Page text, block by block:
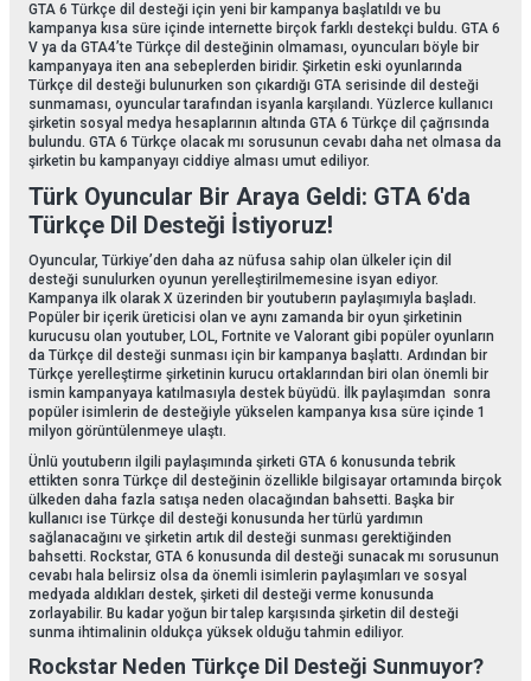
GTA 6 Türkçe dil desteği için yeni bir kampanya başlatıldı ve bu
kampanya kısa süre içinde internette birçok farklı destekçi buldu. GTA 6
V ya da GTA4’te Türkçe dil desteğinin olmaması, oyuncuları böyle bir
kampanyaya iten ana sebeplerden biridir. Şirketin eski oyunlarında
Türkçe dil desteği bulunurken son çıkardığı GTA serisinde dil desteği
sunmaması, oyuncular tarafından isyanla karşılandı. Yüzlerce kullanıcı
şirketin sosyal medya hesaplarının altında GTA 6 Türkçe dil çağrısında
bulundu. GTA 6 Türkçe olacak mı sorusunun cevabı daha net olmasa da
şirketin bu kampanyayı ciddiye alması umut ediliyor.
Türk Oyuncular Bir Araya Geldi: GTA 6'da
Türkçe Dil Desteği İstiyoruz!
Oyuncular, Türkiye’den daha az nüfusa sahip olan ülkeler için dil
desteği sunulurken oyunun yerelleştirilmemesine isyan ediyor.
Kampanya ilk olarak X üzerinden bir youtuberın paylaşımıyla başladı.
Popüler bir içerik üreticisi olan ve aynı zamanda bir oyun şirketinin
kurucusu olan youtuber, LOL, Fortnite ve Valorant gibi popüler oyunların
da Türkçe dil desteği sunması için bir kampanya başlattı. Ardından bir
Türkçe yerelleştirme şirketinin kurucu ortaklarından biri olan önemli bir
ismin kampanyaya katılmasıyla destek büyüdü. İlk paylaşımdan sonra
popüler isimlerin de desteğiyle yükselen kampanya kısa süre içinde 1
milyon görüntülenmeye ulaştı.
Ünlü youtuberın ilgili paylaşımında şirketi GTA 6 konusunda tebrik
ettikten sonra Türkçe dil desteğinin özellikle bilgisayar ortamında birçok
ülkeden daha fazla satışa neden olacağından bahsetti. Başka bir
kullanıcı ise Türkçe dil desteği konusunda her türlü yardımın
sağlanacağını ve şirketin artık dil desteği sunması gerektiğinden
bahsetti. Rockstar, GTA 6 konusunda dil desteği sunacak mı sorusunun
cevabı hala belirsiz olsa da önemli isimlerin paylaşımları ve sosyal
medyada aldıkları destek, şirketi dil desteği verme konusunda
zorlayabilir. Bu kadar yoğun bir talep karşısında şirketin dil desteği
sunma ihtimalinin oldukça yüksek olduğu tahmin ediliyor.
Rockstar Neden Türkçe Dil Desteği Sunmuyor?